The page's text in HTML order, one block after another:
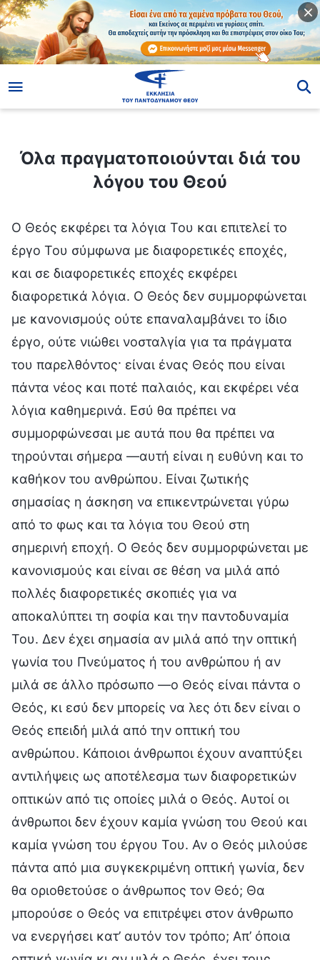
Όλα πραγματοποιούνται διά του λόγου του Θεού
Όλα πραγματοποιούνται διά του
λόγου του Θεού
Ο Θεός εκφέρει τα λόγια Του και επιτελεί το
έργο Του σύμφωνα με διαφορετικές εποχές,
και σε διαφορετικές εποχές εκφέρει
διαφορετικά λόγια. Ο Θεός δεν συμμορφώνεται
με κανονισμούς ούτε επαναλαμβάνει το ίδιο
έργο, ούτε νιώθει νοσταλγία για τα πράγματα
του παρελθόντος· είναι ένας Θεός που είναι
πάντα νέος και ποτέ παλαιός, και εκφέρει νέα
λόγια καθημερινά. Εσύ θα πρέπει να
συμμορφώνεσαι με αυτά που θα πρέπει να
τηρούνται σήμερα —αυτή είναι η ευθύνη και το
καθήκον του ανθρώπου. Είναι ζωτικής
σημασίας η άσκηση να επικεντρώνεται γύρω
από το φως και τα λόγια του Θεού στη
σημερινή εποχή. Ο Θεός δεν συμμορφώνεται με
κανονισμούς και είναι σε θέση να μιλά από
πολλές διαφορετικές σκοπιές για να
αποκαλύπτει τη σοφία και την παντοδυναμία
Του. Δεν έχει σημασία αν μιλά από την οπτική
γωνία του Πνεύματος ή του ανθρώπου ή αν
μιλά σε άλλο πρόσωπο —ο Θεός είναι πάντα ο
Θεός, κι εσύ δεν μπορείς να λες ότι δεν είναι ο
Θεός επειδή μιλά από την οπτική του
ανθρώπου. Κάποιοι άνθρωποι έχουν αναπτύξει
αντιλήψεις ως αποτέλεσμα των διαφορετικών
οπτικών από τις οποίες μιλά ο Θεός. Αυτοί οι
άνθρωποι δεν έχουν καμία γνώση του Θεού και
καμία γνώση του έργου Του. Αν ο Θεός μιλούσε
πάντα από μια συγκεκριμένη οπτική γωνία, δεν
θα οριοθετούσε ο άνθρωπος τον Θεό; Θα
μπορούσε ο Θεός να επιτρέψει στον άνθρωπο
να ενεργήσει κατ’ αυτόν τον τρόπο; Απ’ όποια